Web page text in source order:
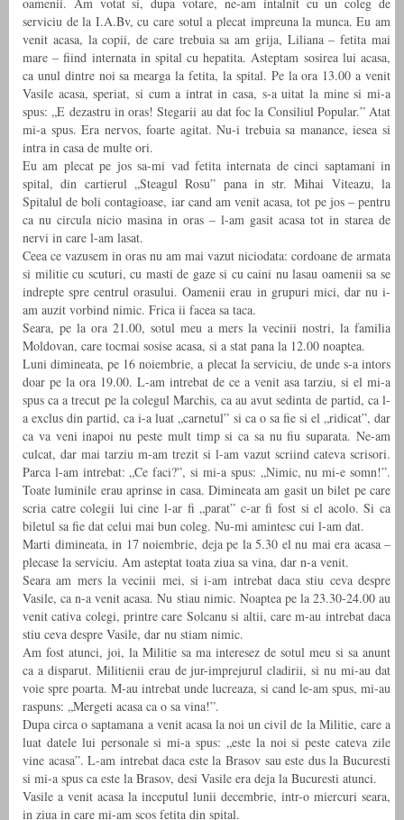
oamenii. Am votat si, dupa votare, ne-am intalnit cu un coleg de
serviciu de la I.A.Bv, cu care sotul a plecat impreuna la munca. Eu am
venit acasa, la copii, de care trebuia sa am grija, Liliana – fetita mai
mare – fiind internata in spital cu hepatita. Asteptam sosirea lui acasa,
ca unul dintre noi sa mearga la fetita, la spital. Pe la ora 13.00 a venit
Vasile acasa, speriat, si cum a intrat in casa, s-a uitat la mine si mi-a
spus: „E dezastru in oras! Stegarii au dat foc la Consiliul Popular.” Atat
mi-a spus. Era nervos, foarte agitat. Nu-i trebuia sa manance, iesea si
intra in casa de multe ori.
Eu am plecat pe jos sa-mi vad fetita internata de cinci saptamani in
spital, din cartierul „Steagul Rosu” pana in str. Mihai Viteazu, la
Spitalul de boli contagioase, iar cand am venit acasa, tot pe jos – pentru
ca nu circula nicio masina in oras – l-am gasit acasa tot in starea de
nervi in care l-am lasat.
Ceea ce vazusem in oras nu am mai vazut niciodata: cordoane de armata
si militie cu scuturi, cu masti de gaze si cu caini nu lasau oamenii sa se
indrepte spre centrul orasului. Oamenii erau in grupuri mici, dar nu i-
am auzit vorbind nimic. Frica ii facea sa taca.
Seara, pe la ora 21.00, sotul meu a mers la vecinii nostri, la familia
Moldovan, care tocmai sosise acasa, si a stat pana la 12.00 noaptea.
Luni dimineata, pe 16 noiembrie, a plecat la serviciu, de unde s-a intors
doar pe la ora 19.00. L-am intrebat de ce a venit asa tarziu, si el mi-a
spus ca a trecut pe la colegul Marchis, ca au avut sedinta de partid, ca l-
a exclus din partid, ca i-a luat „carnetul” si ca o sa fie si el „ridicat”, dar
ca va veni inapoi nu peste mult timp si ca sa nu fiu suparata. Ne-am
culcat, dar mai tarziu m-am trezit si l-am vazut scriind cateva scrisori.
Parca l-am intrebat: „Ce faci?”, si mi-a spus: „Nimic, nu mi-e somn!”.
Toate luminile erau aprinse in casa. Dimineata am gasit un bilet pe care
scria catre colegii lui cine l-ar fi „parat” c-ar fi fost si el acolo. Si ca
biletul sa fie dat celui mai bun coleg. Nu-mi amintesc cui l-am dat.
Marti dimineata, in 17 noiembrie, deja pe la 5.30 el nu mai era acasa –
plecase la serviciu. Am asteptat toata ziua sa vina, dar n-a venit.
Seara am mers la vecinii mei, si i-am intrebat daca stiu ceva despre
Vasile, ca n-a venit acasa. Nu stiau nimic. Noaptea pe la 23.30-24.00 au
venit cativa colegi, printre care Solcanu si altii, care m-au intrebat daca
stiu ceva despre Vasile, dar nu stiam nimic.
Am fost atunci, joi, la Militie sa ma interesez de sotul meu si sa anunt
ca a disparut. Militienii erau de jur-imprejurul cladirii, si nu mi-au dat
voie spre poarta. M-au intrebat unde lucreaza, si cand le-am spus, mi-au
raspuns: „Mergeti acasa ca o sa vina!”.
Dupa circa o saptamana a venit acasa la noi un civil de la Militie, care a
luat datele lui personale si mi-a spus: „este la noi si peste cateva zile
vine acasa”. L-am intrebat daca este la Brasov sau este dus la Bucuresti
si mi-a spus ca este la Brasov, desi Vasile era deja la Bucuresti atunci.
Vasile a venit acasa la inceputul lunii decembrie, intr-o miercuri seara,
in ziua in care mi-am scos fetita din spital.